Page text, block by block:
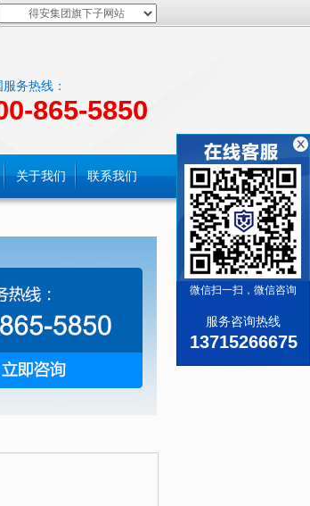
得安集团旗下子网站
务热线：
865-5850
关于我们 联系我们